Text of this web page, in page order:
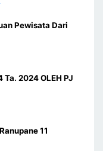
Pewisata Dari
Ta. 2024 OLEH PJ
11